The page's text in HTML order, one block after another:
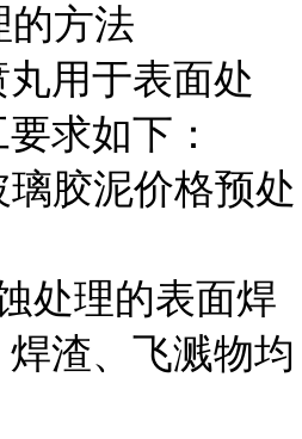
的方法
用于表面处
求如下：
璃胶泥价格预处
处理的表面焊
渣、飞溅物均